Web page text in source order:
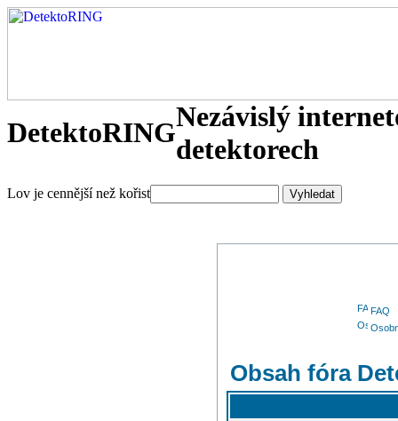
DetektoRINGNezávislý
detektorech
Lov je cennější než kořist
FAQ
Obsah fóra